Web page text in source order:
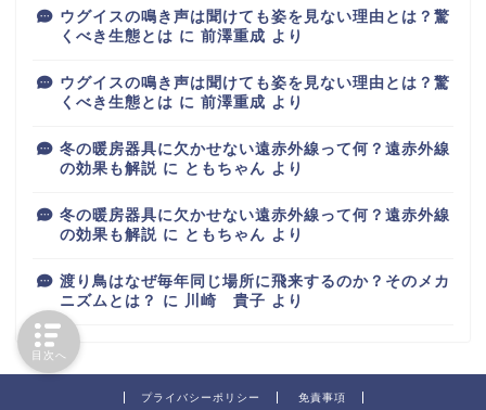
ウグイスの鳴き声は聞けても姿を見ない理由とは？驚
くべき生態とは に 前澤重成 より
ウグイスの鳴き声は聞けても姿を見ない理由とは？驚
くべき生態とは に 前澤重成 より
冬の暖房器具に欠かせない遠赤外線って何？遠赤外線
の効果も解説 に ともちゃん より
冬の暖房器具に欠かせない遠赤外線って何？遠赤外線
の効果も解説 に ともちゃん より
渡り鳥はなぜ毎年同じ場所に飛来するのか？そのメカ
ニズムとは？
に 川崎 貴子 より
プライバシーポリシー 免責事項
目次へ